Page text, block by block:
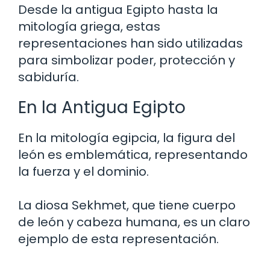
Desde la antigua Egipto hasta la
mitología griega, estas
representaciones han sido utilizadas
para simbolizar poder, protección y
sabiduría.
En la Antigua Egipto
En la mitología egipcia, la figura del
león es emblemática, representando
la fuerza y el dominio.
La diosa Sekhmet, que tiene cuerpo
de león y cabeza humana, es un claro
ejemplo de esta representación.